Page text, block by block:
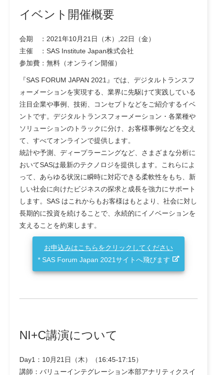
イベント開催概要
会期 ：2021年10月21日（木）,22日（金）
主催 ：SAS Institute Japan株式会社
参加費：無料（オンライン開催）
『SAS FORUM JAPAN 2021』では、デジタルトランスフ
ォーメーションを実現する、業界に先駆けて実践している
注目企業や事例、技術、コンセプトなどをご紹介するイベ
ントです。デジタルトランスフォーメーション・各業種や
ソリューションのトラックに分け、お客様事例などを交え
て、すべてオンラインで提供します。
統計や予測、ディープラーニングなど、さまざまな分析に
おいてSASは最新のテクノロジを提供します。これらによ
って、あらゆる状況に瞬時に対応できる柔軟性をもち、新
しい社会に向けたビジネスの探求と成長を強力にサポート
します。SAS はこれからもお客様はもとより、社会に対し
長期的に投資を続けることで、永続的にイノベーションを
支えることを約束します。​
お申込みはこちらをクリックしてください
* SAS Forum Japan 2021サイトへ飛びます
NI+C講演について
Day1：10月21日（木）（16:45-17:15）
講師：バリューインテグレーション本部アナリティクスイ